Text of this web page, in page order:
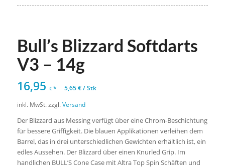
Bull’s Blizzard Softdarts
V3 – 14g
16,95 €* 5,65€/Stk
inkl. MwSt. zzgl. Versand
Der Blizzard aus Messing verfügt über eine Chrom-Beschichtung
für bessere Griffigkeit. Die blauen Applikationen verleihen dem
Barrel, das in drei unterschiedlichen Gewichten erhältlich ist, ein
edles Aussehen. Der Blizzard über einen Knurled Grip. Im
handlichen BULL’S Cone Case mit Altra Top Spin Schäften und